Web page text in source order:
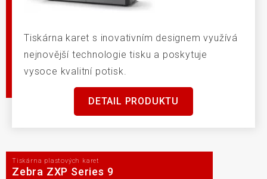
Tiskárna karet s inovativním designem využívá
nejnovější technologie tisku a poskytuje
vysoce kvalitní potisk.
DETAIL PRODUKTU
Tiskárna plastových karet
Zebra ZXP Series 9